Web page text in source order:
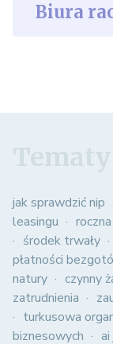
Biura
jak sprawdzić nip
leasingu
środek trwały
płatności
natury
czynny
zatrudnienia
turkusowa
biznesowych